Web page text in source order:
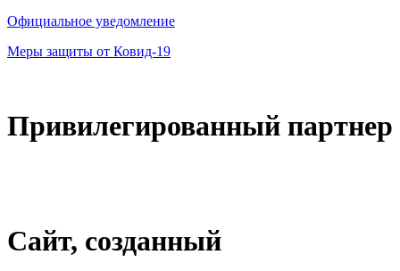
Официальное уведомление
Меры защиты от Ковид-19
Привилегированный партнер
Сайт, созданный